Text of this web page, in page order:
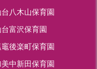
八木山保育園
富沢保育園
後楽町保育園
美中新田保育園